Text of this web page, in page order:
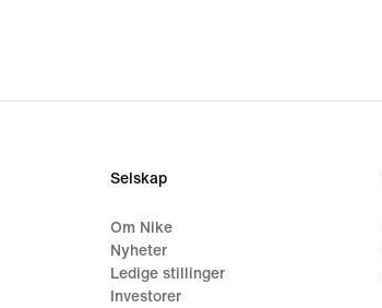
Selskap
Om Nike
Nyheter
Ledige stillinger
Investorer